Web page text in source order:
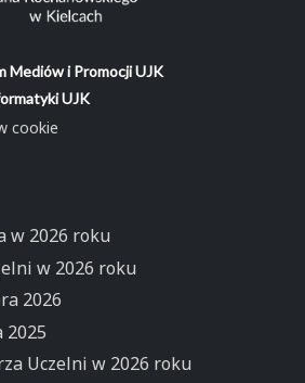
Mediów i Promocji UJK
UJK
cookie
w 2026 roku
w 2026 roku
2026
2025
Uczelni w 2026 roku